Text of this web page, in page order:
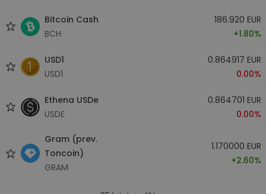
Bitcoin Cash
BCH
186.920 EUR
+1.80%
USD1
USD1
0.864917 EUR
0.00%
Ethena USDe
USDE
0.864701 EUR
0.00%
Gram (prev.
Toncoin)
GRAM
1.170000 EUR
+2.60%